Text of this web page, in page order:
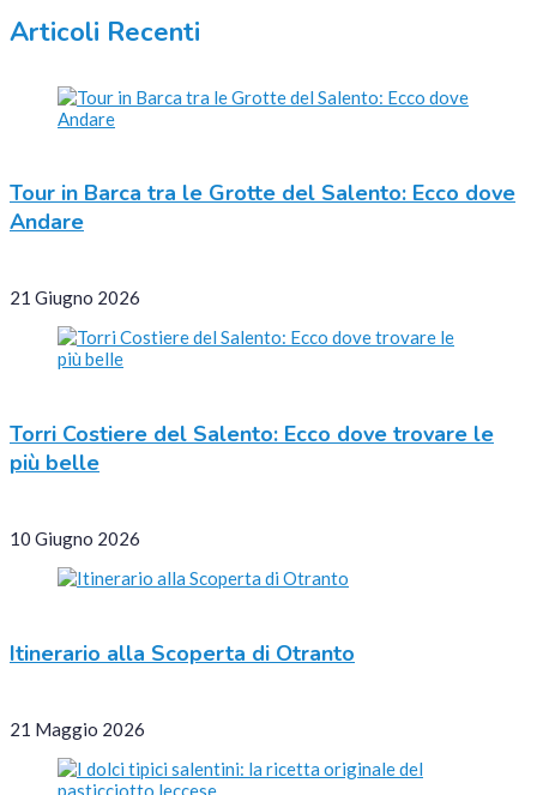
Articoli Recenti
Tour in Barca tra le Grotte del Salento: Ecco dove
Andare
21 Giugno 2026
Torri Costiere del Salento: Ecco dove trovare le
più belle
10 Giugno 2026
Itinerario alla Scoperta di Otranto
21 Maggio 2026